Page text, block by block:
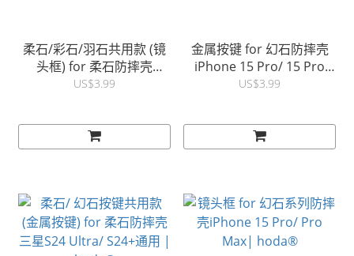
柔石/彩石/羽石共用款 (镜
头框) for 柔石防摔壳
iPhone 15 系列用 |
US$3.99
金属按键 for 幻石防摔壳
iPhone 15 Pro/ 15 Pro
Max | hoda®
US$3.99